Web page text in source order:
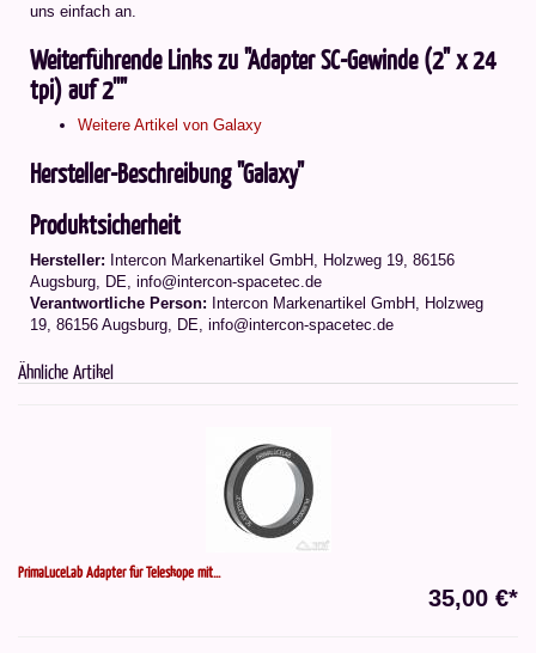
uns einfach an.
Weiterführende Links zu "Adapter SC-Gewinde (2" x 24
tpi) auf 2''"
Weitere Artikel von Galaxy
Hersteller-Beschreibung "Galaxy"
Produktsicherheit
Hersteller: Intercon Markenartikel GmbH, Holzweg 19, 86156
Augsburg, DE, info@intercon-spacetec.de
Verantwortliche Person: Intercon Markenartikel GmbH, Holzweg
19, 86156 Augsburg, DE, info@intercon-spacetec.de
Ähnliche Artikel
PrimaLuceLab Adapter für Teleskope mit...
35,00 €*